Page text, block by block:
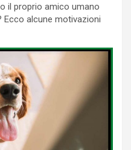
il proprio amico umano
alcune motivazioni